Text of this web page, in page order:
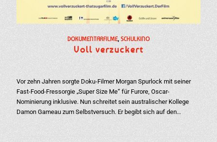
DOKUMENTARFILME, SCHULKINO
Voll verzuckert
Vor zehn Jahren sorgte Doku-Filmer Morgan Spurlock mit seiner
Fast-Food-Fressorgie „Super Size Me“ für Furore, Oscar-
Nominierung inklusive. Nun schreitet sein australischer Kollege
Damon Gameau zum Selbstversuch. Er begibt sich auf den…